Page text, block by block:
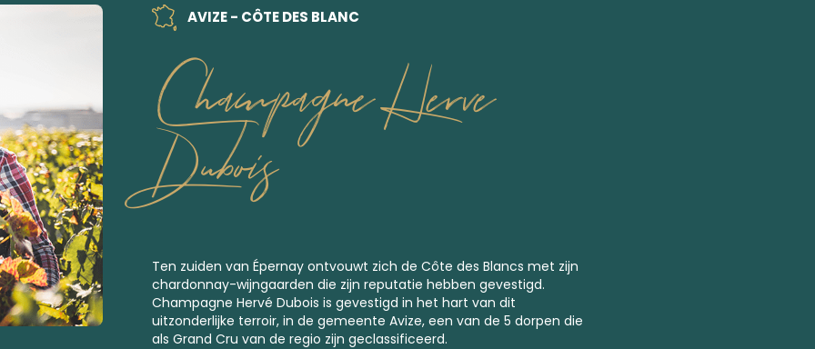
AVIZE - CÔTE DES BLANC
Champagne Herve
Dubois
Ten zuiden van Épernay ontvouwt zich de Côte des Blancs met zijn
chardonnay-wijngaarden die zijn reputatie hebben gevestigd.
Champagne Hervé Dubois is gevestigd in het hart van dit
uitzonderlijke terroir, in de gemeente Avize, een van de 5 dorpen die
als Grand Cru van de regio zijn geclassificeerd.